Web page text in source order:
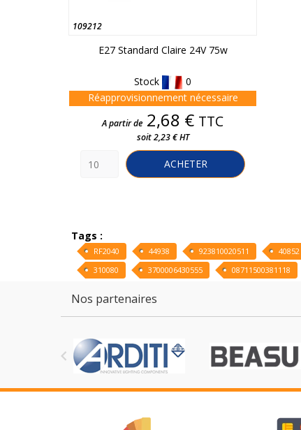
109212
E27 Standard Claire 24V 75w
Stock
0
Réapprovisionnement nécessaire
Prix
A partir de 2,68 € TTC
soit 2,23 € HT
ACHETER
Tags :
RF2040 44938 923810020511 40852
310080
3700006430555 08711500381118
Nos partenaires
